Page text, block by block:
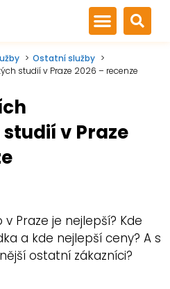
Ostatní služby
studií v Praze 2026 – recenze
v Praze
Praze je nejlepší? Kde
a kde nejlepší ceny? A s
ostatní zákazníci?